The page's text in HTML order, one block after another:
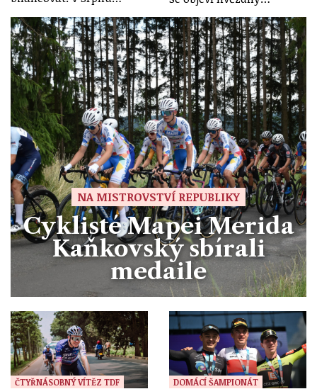
NA MISTROVSTVÍ REPUBLIKY
Cyklisté Mapei Merida
Kaňkovský sbírali
medaile
ČTYŘNÁSOBNÝ VÍTĚZ TDF DOMÁCÍ ŠAMPIONÁT